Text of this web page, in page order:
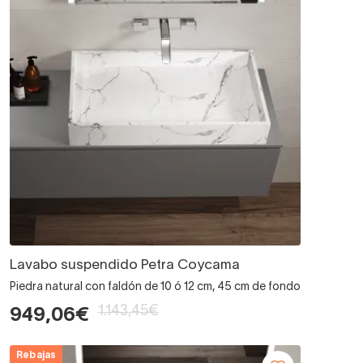
Lavabo suspendido Petra Coycama
Piedra natural con faldón de 10 ó 12 cm, 45 cm de fondo
949,06€ 1.143,45€
Rebajas